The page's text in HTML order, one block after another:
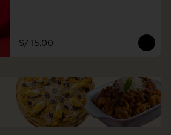
S/ 15.00